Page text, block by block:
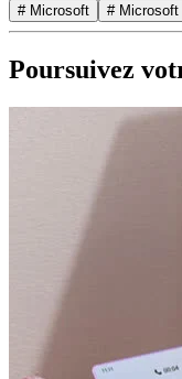
# Microsoft #
Poursuivez